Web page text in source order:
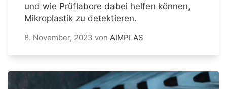
und wie Prüflabore dabei helfen können,
Mikroplastik zu detektieren.
8. November, 2023 von AIMPLAS